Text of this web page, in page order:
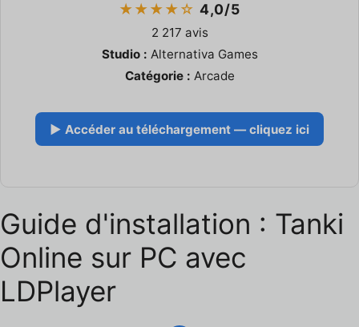
★★★★☆ 4,0/5
2 217 avis
Studio : Alternativa Games
Catégorie : Arcade
▶ Accéder au téléchargement — cliquez ici
Guide d'installation : Tanki
Online sur PC avec
LDPlayer